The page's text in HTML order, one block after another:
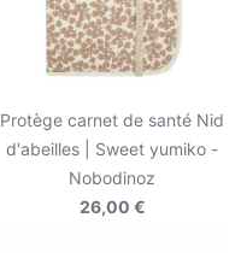
Protège carnet de santé Nid
d'abeilles | Sweet yumiko -
Nobodinoz
26,00 €